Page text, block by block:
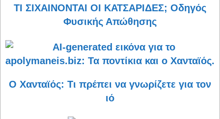
ΤΙ ΣΙΧΑΙΝΟΝΤΑΙ ΟΙ ΚΑΤΣΑΡΙΔΕΣ; Οδηγός
Φυσικής Απώθησης
Ο Χανταϊός: Τι πρέπει να γνωρίζετε για τον
ιό